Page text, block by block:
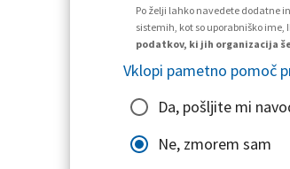
Po želji lahko navedete dodatne
sistemih, kot so uporabniško
podatkov, ki jih organizacija
Vklopi pametno pomoč
Da, pošljite mi
Ne, zmorem sam